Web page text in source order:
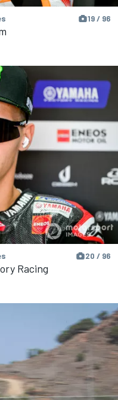
19 / 96
20 / 96
Racing